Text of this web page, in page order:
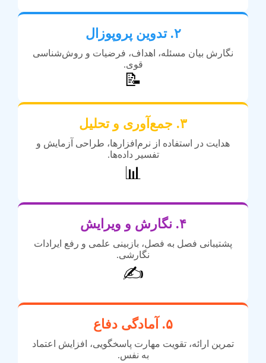
۲. تدوین پروپوزال
نگارش بیان مسئله، اهداف، فرضیات و روش‌شناسی
قوی.
📝
۳. جمع‌آوری و تحلیل
هدایت در استفاده از نرم‌افزارها، طراحی آزمایش و
تفسیر داده‌ها.
📊
۴. نگارش و ویرایش
پشتیبانی فصل به فصل، بازبینی علمی و رفع ایرادات
نگارشی.
✍️
۵. آمادگی دفاع
تمرین ارائه، تقویت مهارت پاسخگویی، افزایش اعتماد
به نفس.